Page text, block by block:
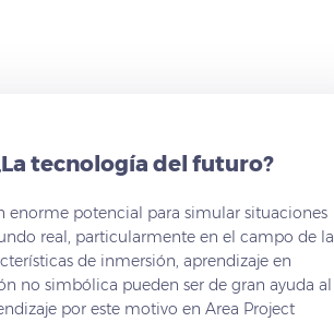
tecnología del futuro?
enorme potencial para simular situaciones
real, particularmente en el campo de la
de inmersión, aprendizaje en
no simbólica pueden ser de gran ayuda al
por este motivo en Area Project